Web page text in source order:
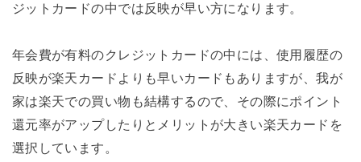
ジットカードの中では反映が早い方になります。
年会費が有料のクレジットカードの中には、使用履歴の
反映が楽天カードよりも早いカードもありますが、我が
家は楽天での買い物も結構するので、その際にポイント
還元率がアップしたりとメリットが大きい楽天カードを
選択しています。